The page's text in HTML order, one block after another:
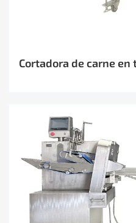
Cortadora de carne en